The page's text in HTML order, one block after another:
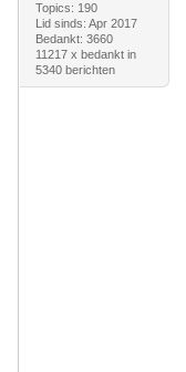
Topics: 190
Lid sinds: Apr 2017
Bedankt: 3660
11217 x bedankt in
5340 berichten